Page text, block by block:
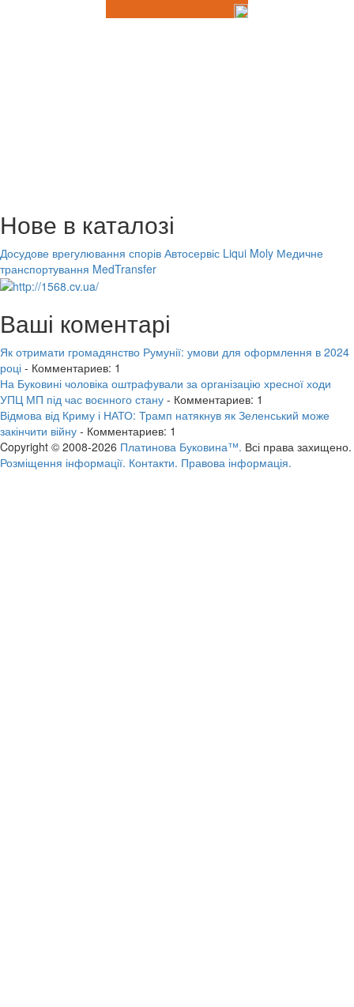
Нове в каталозі
Досудове врегулювання спорів Автосервіс Liqui Moly Медичне
транспортування MedTransfer
Ваші коментарі
Як отримати громадянство Румунії: умови для оформлення в 2024
році - Комментариев: 1
На Буковині чоловіка оштрафували за організацію хресної ходи
УПЦ МП під час воєнного стану - Комментариев: 1
Відмова від Криму і НАТО: Трамп натякнув як Зеленський може
закінчити війну - Комментариев: 1
Copyright © 2008-2026 Платинова Буковина™. Всі права захищено.
Розміщення інформації. Контакти. Правова інформація.